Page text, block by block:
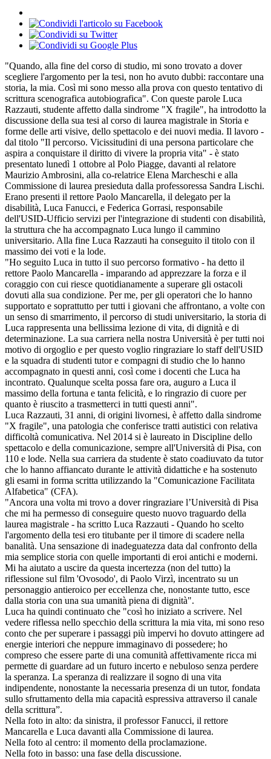
"Quando, alla fine del corso di studio, mi sono trovato a dover
scegliere l'argomento per la tesi, non ho avuto dubbi: raccontare una
storia, la mia. Così mi sono messo alla prova con questo tentativo di
scrittura scenografica autobiografica". Con queste parole Luca
Razzauti, studente affetto dalla sindrome "X fragile", ha introdotto la
discussione della sua tesi al corso di laurea magistrale in Storia e
forme delle arti visive, dello spettacolo e dei nuovi media. Il lavoro -
dal titolo "Il percorso. Vicissitudini di una persona particolare che
aspira a conquistare il diritto di vivere la propria vita" - è stato
presentato lunedì 1 ottobre al Polo Piagge, davanti al relatore
Maurizio Ambrosini, alla co-relatrice Elena Marcheschi e alla
Commissione di laurea presieduta dalla professoressa Sandra Lischi.
Erano presenti il rettore Paolo Mancarella, il delegato per la
disabilità, Luca Fanucci, e Federica Gorrasi, responsabile
dell'USID-Ufficio servizi per l'integrazione di studenti con disabilità,
la struttura che ha accompagnato Luca lungo il cammino
universitario. Alla fine Luca Razzauti ha conseguito il titolo con il
massimo dei voti e la lode.
"Ho seguito Luca in tutto il suo percorso formativo - ha detto il
rettore Paolo Mancarella - imparando ad apprezzare la forza e il
coraggio con cui riesce quotidianamente a superare gli ostacoli
dovuti alla sua condizione. Per me, per gli operatori che lo hanno
supportato e soprattutto per tutti i giovani che affrontano, a volte con
un senso di smarrimento, il percorso di studi universitario, la storia di
Luca rappresenta una bellissima lezione di vita, di dignità e di
determinazione. La sua carriera nella nostra Università è per tutti noi
motivo di orgoglio e per questo voglio ringraziare lo staff dell'USID
e la squadra di studenti tutor e compagni di studio che lo hanno
accompagnato in questi anni, così come i docenti che Luca ha
incontrato. Qualunque scelta possa fare ora, auguro a Luca il
massimo della fortuna e tanta felicità, e lo ringrazio di cuore per
quanto è riuscito a trasmetterci in tutti questi anni".
Luca Razzauti, 31 anni, di origini livornesi, è affetto dalla sindrome
"X fragile", una patologia che conferisce tratti autistici con relativa
difficoltà comunicativa. Nel 2014 si è laureato in Discipline dello
spettacolo e della comunicazione, sempre all'Università di Pisa, con
110 e lode. Nella sua carriera da studente è stato coadiuvato da tutor
che lo hanno affiancato durante le attività didattiche e ha sostenuto
gli esami in forma scritta utilizzando la "Comunicazione Facilitata
Alfabetica" (CFA).
"Ancora una volta mi trovo a dover ringraziare l’Università di Pisa
che mi ha permesso di conseguire questo nuovo traguardo della
laurea magistrale - ha scritto Luca Razzauti - Quando ho scelto
l'argomento della tesi ero titubante per il timore di scadere nella
banalità. Una sensazione di inadeguatezza data dal confronto della
mia semplice storia con quelle importanti di eroi antichi e moderni.
Mi ha aiutato a uscire da questa incertezza (non del tutto) la
riflessione sul film 'Ovosodo', di Paolo Virzì, incentrato su un
personaggio antieroico per eccellenza che, nonostante tutto, esce
dalla storia con una sua umanità piena di dignità".
Luca ha quindi continuato che "così ho iniziato a scrivere. Nel
vedere riflessa nello specchio della scrittura la mia vita, mi sono reso
conto che per superare i passaggi più impervi ho dovuto attingere ad
energie interiori che neppure immaginavo di possedere; ho
compreso che essere parte di una comunità affettivamente ricca mi
permette di guardare ad un futuro incerto e nebuloso senza perdere
la speranza. La speranza di realizzare il sogno di una vita
indipendente, nonostante la necessaria presenza di un tutor, fondata
sullo sfruttamento della mia capacità espressiva attraverso il canale
della scrittura”.
Nella foto in alto: da sinistra, il professor Fanucci, il rettore
Mancarella e Luca davanti alla Commissione di laurea.
Nella foto al centro: il momento della proclamazione.
Nella foto in basso: una fase della discussione.